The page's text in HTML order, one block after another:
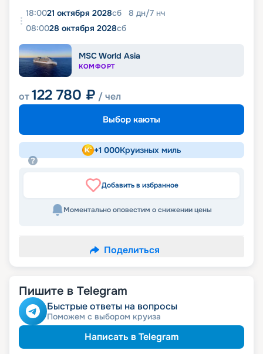
18:0021 октября 2028сб 8 дн/7 нч
08:0028 октября 2028сб
MSC World Asia
КОМФОРТ
от122 780 ₽ / чел
Выбор каюты
+1 000Круизных миль
Добавить в избранное
Моментально оповестим о снижении цены
Поделиться
Пишите в Telegram
Быстрые ответы на вопросы
Поможем с выбором круиза
Написать в Telegram